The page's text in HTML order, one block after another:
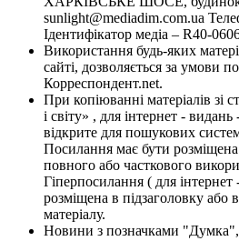
sunlight@mediadim.com.ua
Ідентифікатор медіа – R40-
Використання будь-яких
сайті, дозволяється за умови
Корреспондент.net.
При копіюванні матеріалів зі
і світу» , для інтернет -
відкрите для пошукових
Посилання має бути розміщена
повного або часткового
Гіперпосилання ( для
розміщена в підзаголовку або
матеріалу.
Новини з позначками